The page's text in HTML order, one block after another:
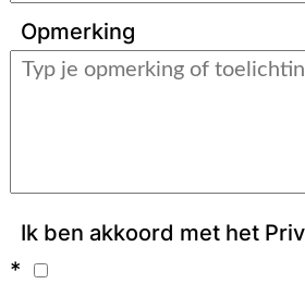
Opmerking
Ik ben akkoord met het
*